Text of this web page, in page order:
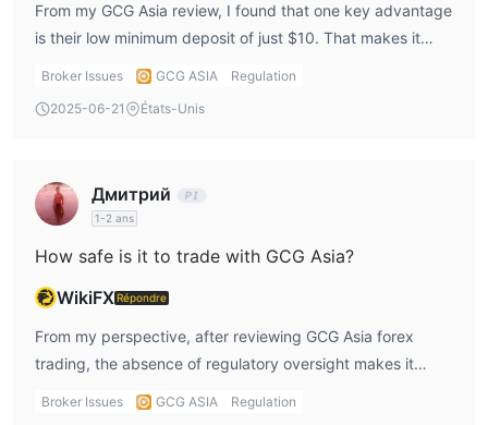
From my GCG Asia review, I found that one key advantage
is their low minimum deposit of just $10. That makes it
easy for beginners like me to start without a huge
such as forex pairs, stocks, and metals. However, I do
Broker Issues GCG ASIA
Regulation
2025-06-21
États-Unis
Дмитрий
1-2 ans
How safe is it to trade with GCG Asia?
WikiFXRépondre
From my perspective, after reviewing GCG Asia forex
trading, the absence of regulatory oversight makes it
difficult to say it's completely safe. Even though the
Broker Issues GCG ASIA
Regulation